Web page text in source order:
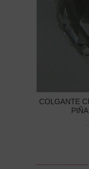
COLGANTE